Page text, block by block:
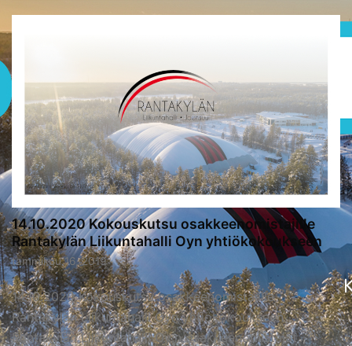
INFO
VUOROJEN VARAAMINEN
JÄRJESTYSSÄÄNNÖT
SAAPUMINEN
VARAUSKALENTERI
HALLIN VARAUSKALENTERI
TOIMISTON VARAUSKALENTERI
PUKUHUONEIDEN
VARAUSKALENTERI
YHTEYSTIEDOT
14.10.2020 Kokouskutsu osakkeenomistajille
Rantakylän Liikuntahalli Oyn yhtiökokoukseen
tammikuu 16, 2019
14.10.2020 Kokouskutsu osakkeenomistajille
Rantakylän Liikuntahalli Oyn yhtiökokoukseen
Rantakylän Liikuntahalli Oy:n osakkeenomistajat